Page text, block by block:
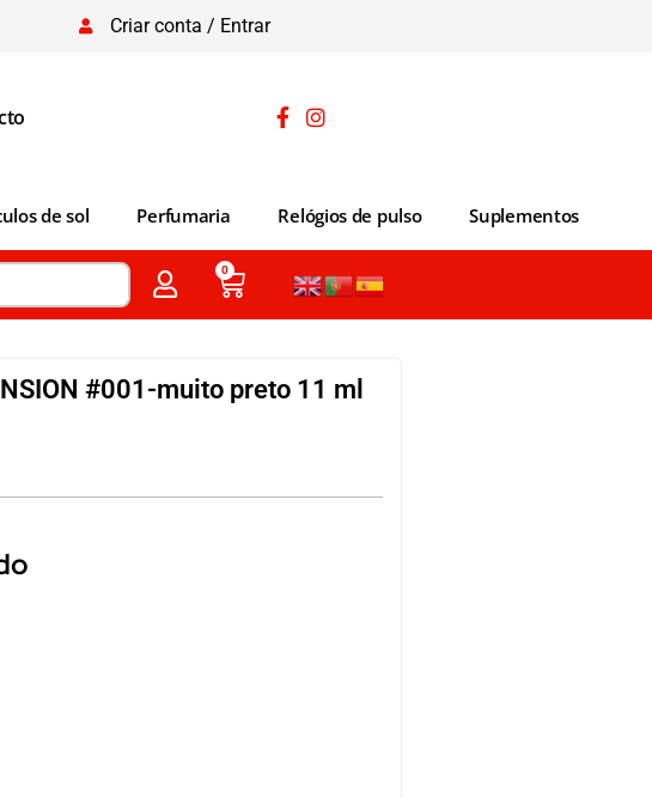
Criar conta / Entrar
de sol Perfumaria Relógios de pulso Suplementos
0
#001-muito preto 11 ml